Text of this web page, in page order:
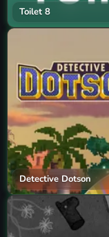
Toilet 8
Detective Dotson